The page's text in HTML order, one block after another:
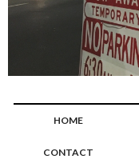
HOME
CONTACT